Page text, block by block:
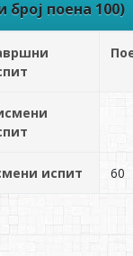
поена 100)
испит 60